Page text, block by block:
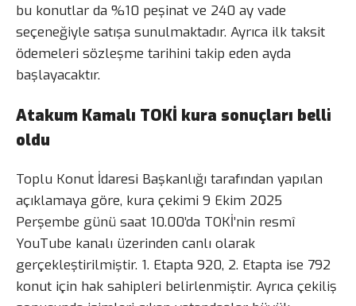
bu konutlar da %10 peşinat ve 240 ay vade
seçeneğiyle satışa sunulmaktadır. Ayrıca ilk taksit
ödemeleri sözleşme tarihini takip eden ayda
başlayacaktır.
Atakum Kamalı TOKİ kura sonuçları belli
oldu
Toplu Konut İdaresi Başkanlığı tarafından yapılan
açıklamaya göre, kura çekimi 9 Ekim 2025
Perşembe günü saat 10.00’da TOKİ’nin resmî
YouTube kanalı üzerinden canlı olarak
gerçekleştirilmiştir. 1. Etapta 920, 2. Etapta ise 792
konut için hak sahipleri belirlenmiştir. Ayrıca çekiliş